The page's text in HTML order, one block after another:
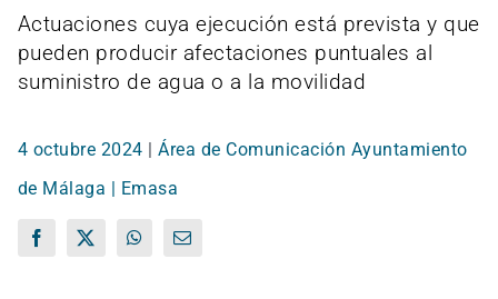
Actuaciones cuya ejecución está prevista y que
pueden producir afectaciones puntuales al
suministro de agua o a la movilidad
4 octubre 2024 |Área de Comunicación Ayuntamiento
de Málaga | Emasa
Facebook
X WhatsAppCorreo